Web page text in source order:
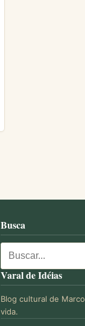
Busca
Varal de Idéias
Blog cultural de
vida.